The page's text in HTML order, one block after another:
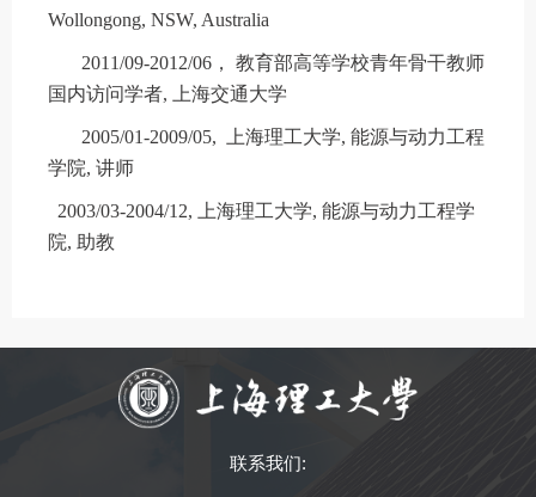
Wollongong, NSW, Australia
2011/09-2012/06， 教育部高等学校青年骨干教师
国内访问学者, 上海交通大学
2005/01-2009/05, 上海理工大学, 能源与动力工程
学院, 讲师
2003/03-2004/12, 上海理工大学, 能源与动力工程学
院, 助教
联系我们: